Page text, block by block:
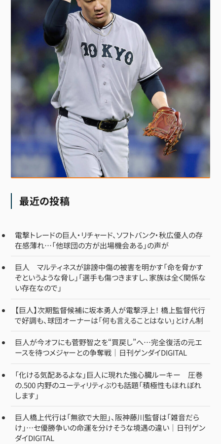
最近の投稿
電撃トレードの巨人・リチャード、ソフトバンク・秋広優人の存
在感薄れ…「他球団の方が出場機会ある」の声が
巨人 マルティネスが誹謗中傷の被害を明かす「命を脅かす
ぞというような脅し」「選手も傷つきますし、家族は全く関係な
い存在なので」
【巨人】次期監督候補に坂本勇人が電撃浮上！ 橋上監督代行
で好調も、球団オーナーは「何も言えることはない」とけん制
巨人が今オフにも菅野智之を“買戻し”へ…完全復活の元エ
ースを待つメジャーとの争奪戦｜日刊ゲンダイDIGITAL
「化ける気配あるよな」巨人に現れた強心臓ルーキー 圧巻
の.500 内野のユーティリティぶりも話題「積極性もほれぼれ
します」
巨人橋上代行は「無欲で大胆」、阪神藤川監督は「雑音だら
け」…セ優勝争いの命運を分けそうな境遇の違い｜日刊ゲン
ダイDIGITAL